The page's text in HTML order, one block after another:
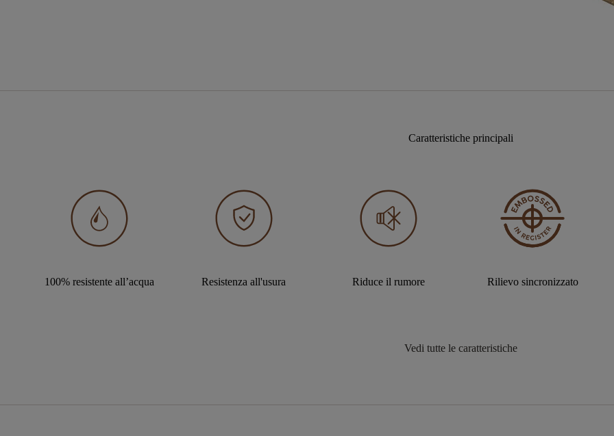
Caratteristiche principali
100% resistente all’acqua Resistenza all'usura Riduce il rumore Rilievo sincronizzato
Vedi tutte le caratteristiche